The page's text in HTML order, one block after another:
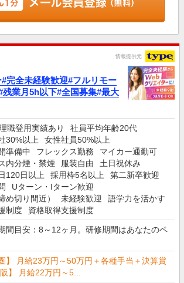
情報提供元
完全未経験歓迎#フルリモー
残業月5h以下#全国募集#最大
職登用実績あり
社員平均年齢20代
30%以上
女性社員50%以上
準備中
フレックス勤務
マイカー通勤可
内分煙・禁煙
服装自由
土日祝休み
120日以上
採用枠5名以上
第二新卒歓迎
Uターン・Iターン歓迎
め切り間近）
未経験歓迎
語学力を活かす
制度
資格取得支援制度
間目安：8～12ヶ月。研修期間はあなたのペ
】 月給23万円～50万円＋各種手当＋決算賞
】 月給22万円～5...